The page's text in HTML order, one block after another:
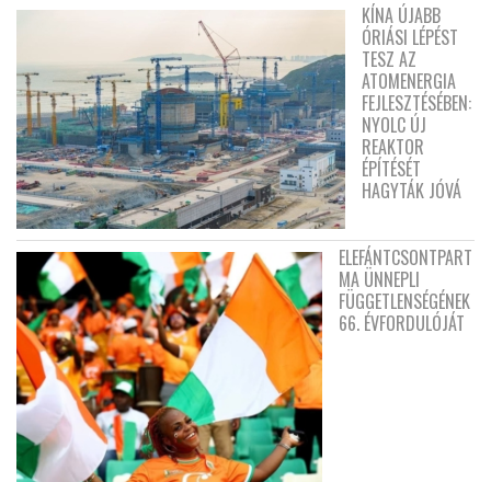
KÍNA ÚJABB
ÓRIÁSI LÉPÉST
TESZ AZ
ATOMENERGIA
FEJLESZTÉSÉBEN:
NYOLC ÚJ
REAKTOR
ÉPÍTÉSÉT
HAGYTÁK JÓVÁ
ELEFÁNTCSONTPART
MA ÜNNEPLI
FÜGGETLENSÉGÉNEK
66. ÉVFORDULÓJÁT